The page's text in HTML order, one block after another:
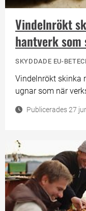
Vindelnrökt
hantverk som
SKYDDADE EU-
Vindelnrökt skinka
ugnar som när
som ger skinkan
skyddad
Publicerades 27